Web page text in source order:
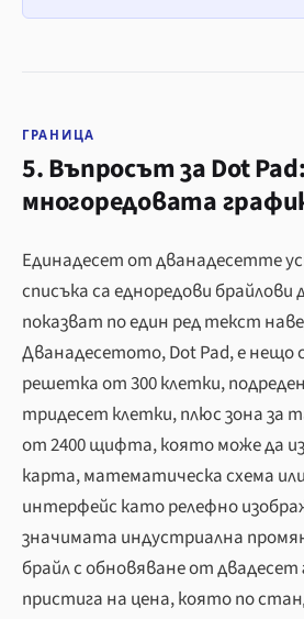
ГРАНИЦА
5. Въпросът за Dot Pad:
многоредовата
Единадесет от дванадесетте
списъка са едноредови
показват по един ред текст
Дванадесетото, Dot Pad, е нещо
решетка от 300 клетки,
тридесет клетки, плюс зона за
от 2400 щифта, която може да
карта, математическа схема
интерфейс като релефно
значимата индустриална
брайл с обновяване от
пристига на цена, която по